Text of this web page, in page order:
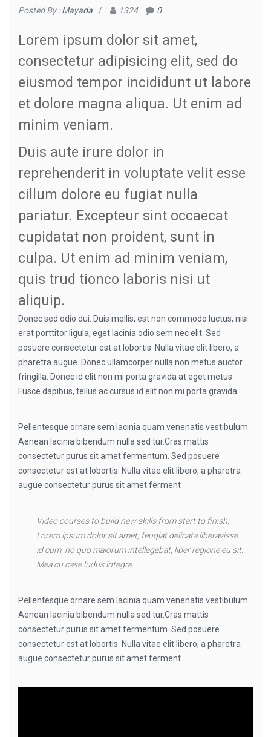
Posted By :Mayada / 1324 0
Lorem ipsum dolor sit amet,
consectetur adipisicing elit, sed do
eiusmod tempor incididunt ut labore
et dolore magna aliqua. Ut enim ad
minim veniam.
Duis aute irure dolor in
reprehenderit in voluptate velit esse
cillum dolore eu fugiat nulla
pariatur. Excepteur sint occaecat
cupidatat non proident, sunt in
culpa. Ut enim ad minim veniam,
quis trud tionco laboris nisi ut
aliquip.
Donec sed odio dui. Duis mollis, est non commodo luctus, nisi
erat porttitor ligula, eget lacinia odio sem nec elit. Sed
posuere consectetur est at lobortis. Nulla vitae elit libero, a
pharetra augue. Donec ullamcorper nulla non metus auctor
fringilla. Donec id elit non mi porta gravida at eget metus.
Fusce dapibus, tellus ac cursus id elit non mi porta gravida.
Pellentesque ornare sem lacinia quam venenatis vestibulum.
Aenean lacinia bibendum nulla sed tur.Cras mattis
consectetur purus sit amet fermentum. Sed posuere
consectetur est at lobortis. Nulla vitae elit libero, a pharetra
augue consectetur purus sit amet ferment
Video courses to build new skills from start to finish.
Lorem ipsum dolor sit amet, feugiat delicata liberavisse
id cum, no quo maiorum intellegebat, liber regione eu sit.
Mea cu case ludus integre.
Pellentesque ornare sem lacinia quam venenatis vestibulum.
Aenean lacinia bibendum nulla sed tur.Cras mattis
consectetur purus sit amet fermentum. Sed posuere
consectetur est at lobortis. Nulla vitae elit libero, a pharetra
augue consectetur purus sit amet ferment